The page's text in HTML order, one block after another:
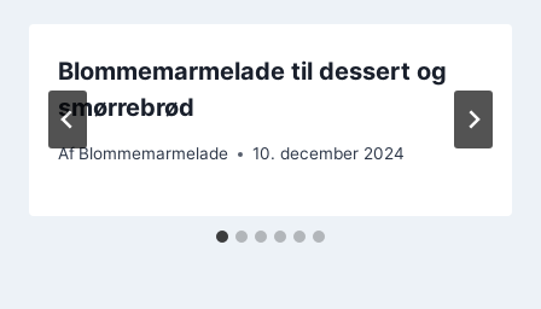
Blommemarmelade til dessert og
smørrebrød
AfBlommemarmelade 10. december 2024